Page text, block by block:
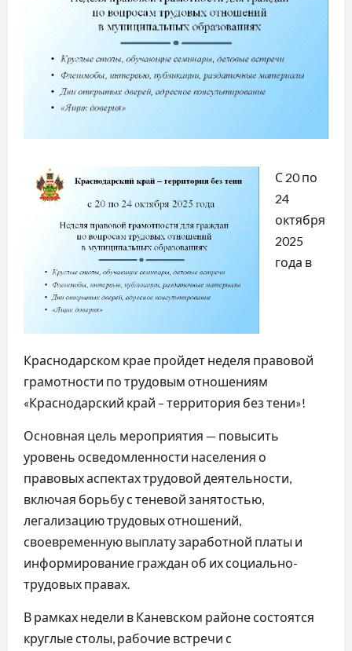
С 20 по
24
октября
2025
года в
Краснодарском крае пройдет неделя правовой
грамотности по трудовым отношениям
«Краснодарский край – территория без тени»!
Основная цель мероприятия — повысить
уровень осведомленности населения о
правовых аспектах трудовой деятельности,
включая борьбу с теневой занятостью,
легализацию трудовых отношений,
своевременную выплату заработной платы и
информирование граждан об их социально-
трудовых правах.
В рамках недели в Каневском районе состоятся
круглые столы, рабочие встречи с